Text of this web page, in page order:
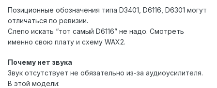
Позиционные обозначения типа D3401, D6116, D6301 могут
отличаться по ревизии.
Слепо искать “тот самый D6116” не надо. Смотреть
именно свою плату и схему WAX2.
Почему нет звука
Звук отсутствует не обязательно из-за аудиоусилителя.
В этой модели: